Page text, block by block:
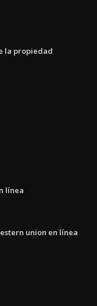
la propiedad
línea
union en línea